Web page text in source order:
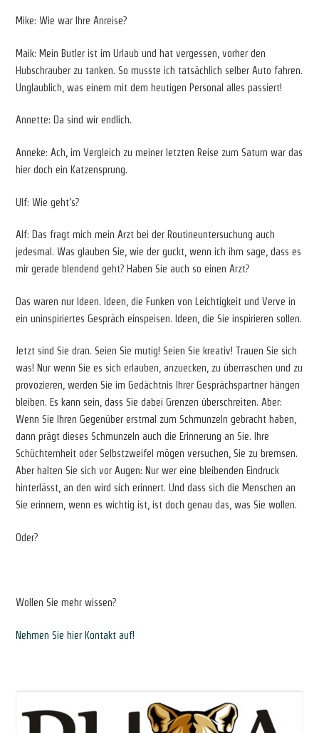
Mike: Wie war Ihre Anreise?
Maik: Mein Butler ist im Urlaub und hat vergessen, vorher den
Hubschrauber zu tanken. So musste ich tatsächlich selber Auto fahren.
Unglaublich, was einem mit dem heutigen Personal alles passiert!
Annette: Da sind wir endlich.
Anneke: Ach, im Vergleich zu meiner letzten Reise zum Saturn war das
hier doch ein Katzensprung.
Ulf: Wie geht’s?
Alf: Das fragt mich mein Arzt bei der Routineuntersuchung auch
jedesmal. Was glauben Sie, wie der guckt, wenn ich ihm sage, dass es
mir gerade blendend geht? Haben Sie auch so einen Arzt?
Das waren nur Ideen. Ideen, die Funken von Leichtigkeit und Verve in
ein uninspiriertes Gespräch einspeisen. Ideen, die Sie inspirieren sollen.
Jetzt sind Sie dran. Seien Sie mutig! Seien Sie kreativ! Trauen Sie sich
was! Nur wenn Sie es sich erlauben, anzuecken, zu überraschen und zu
provozieren, werden Sie im Gedächtnis Ihrer Gesprächspartner hängen
bleiben. Es kann sein, dass Sie dabei Grenzen überschreiten. Aber:
Wenn Sie Ihren Gegenüber erstmal zum Schmunzeln gebracht haben,
dann prägt dieses Schmunzeln auch die Erinnerung an Sie. Ihre
Schüchternheit oder Selbstzweifel mögen versuchen, Sie zu bremsen.
Aber halten Sie sich vor Augen: Nur wer eine bleibenden Eindruck
hinterlässt, an den wird sich erinnert. Und dass sich die Menschen an
Sie erinnern, wenn es wichtig ist, ist doch genau das, was Sie wollen.
Oder?
Wollen Sie mehr wissen?
Nehmen Sie hier Kontakt auf!